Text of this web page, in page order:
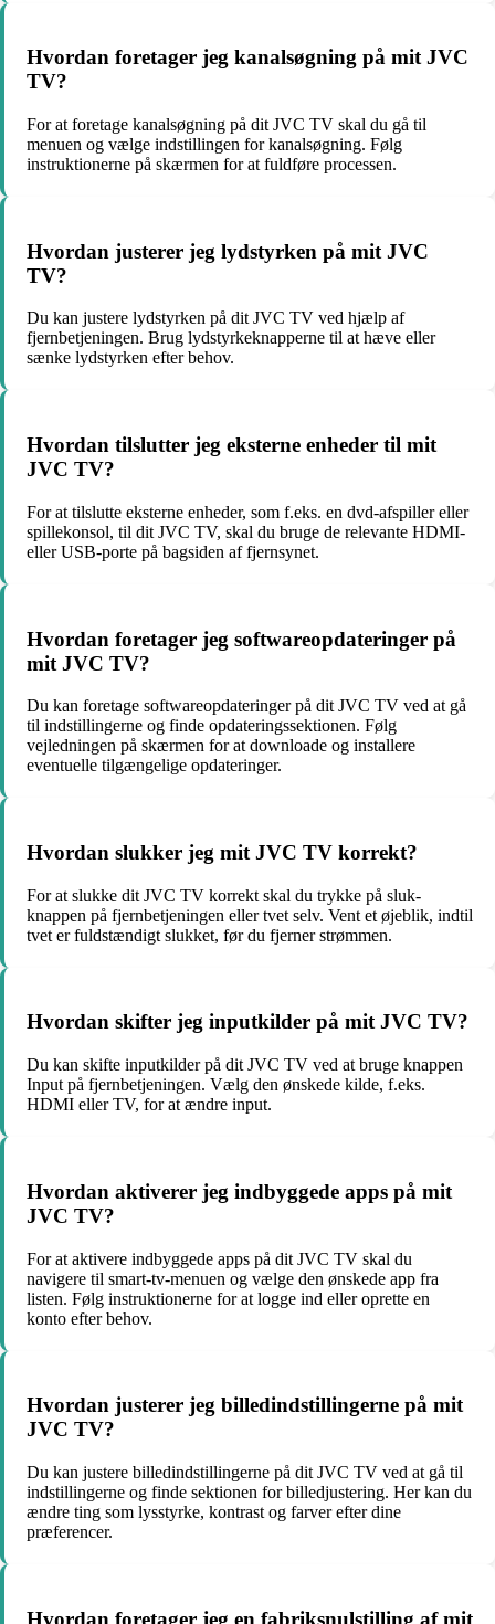
Hvordan foretager jeg kanalsøgning på mit JVC
TV?
For at foretage kanalsøgning på dit JVC TV skal du gå til
menuen og vælge indstillingen for kanalsøgning. Følg
instruktionerne på skærmen for at fuldføre processen.
Hvordan justerer jeg lydstyrken på mit JVC
TV?
Du kan justere lydstyrken på dit JVC TV ved hjælp af
fjernbetjeningen. Brug lydstyrkeknapperne til at hæve eller
sænke lydstyrken efter behov.
Hvordan tilslutter jeg eksterne enheder til mit
JVC TV?
For at tilslutte eksterne enheder, som f.eks. en dvd-afspiller eller
spillekonsol, til dit JVC TV, skal du bruge de relevante HDMI-
eller USB-porte på bagsiden af fjernsynet.
Hvordan foretager jeg softwareopdateringer på
mit JVC TV?
Du kan foretage softwareopdateringer på dit JVC TV ved at gå
til indstillingerne og finde opdateringssektionen. Følg
vejledningen på skærmen for at downloade og installere
eventuelle tilgængelige opdateringer.
Hvordan slukker jeg mit JVC TV korrekt?
For at slukke dit JVC TV korrekt skal du trykke på sluk-
knappen på fjernbetjeningen eller tvet selv. Vent et øjeblik, indtil
tvet er fuldstændigt slukket, før du fjerner strømmen.
Hvordan skifter jeg inputkilder på mit JVC TV?
Du kan skifte inputkilder på dit JVC TV ved at bruge knappen
Input på fjernbetjeningen. Vælg den ønskede kilde, f.eks.
HDMI eller TV, for at ændre input.
Hvordan aktiverer jeg indbyggede apps på mit
JVC TV?
For at aktivere indbyggede apps på dit JVC TV skal du
navigere til smart-tv-menuen og vælge den ønskede app fra
listen. Følg instruktionerne for at logge ind eller oprette en
konto efter behov.
Hvordan justerer jeg billedindstillingerne på mit
JVC TV?
Du kan justere billedindstillingerne på dit JVC TV ved at gå til
indstillingerne og finde sektionen for billedjustering. Her kan du
ændre ting som lysstyrke, kontrast og farver efter dine
præferencer.
Hvordan foretager jeg en fabriksnulstilling af mit